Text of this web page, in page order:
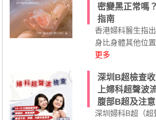
密變黑正常嗎
指南
香港婦科醫生指
身比身體其他位
更多
深圳B超檢查
上婦科超聲波
腹部B超及注
深圳婦科B超（超